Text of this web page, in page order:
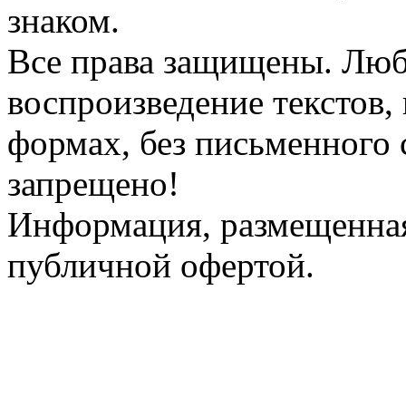
знаком.
Все права защищены.
воспроизведение
формах, без письменного
запрещено!
Информация,
публичной офертой.